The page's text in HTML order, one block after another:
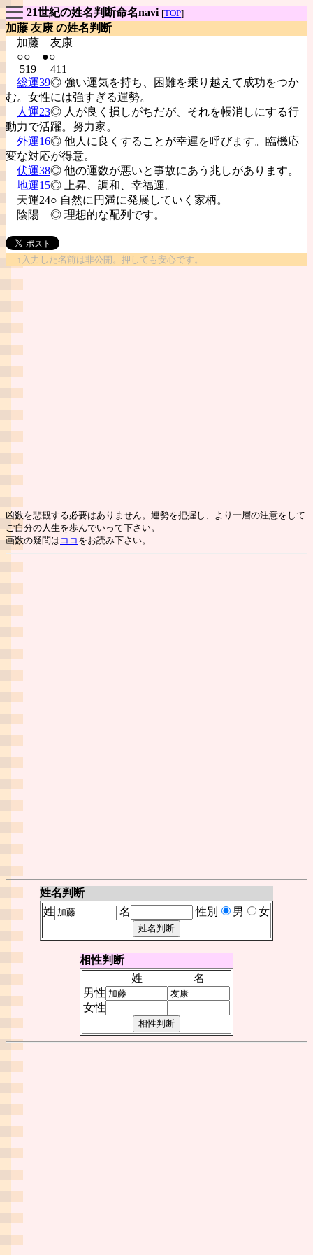
21世紀の姓名判断命名navi [TOP]
加藤 友康 の姓名判断
加藤 友康
○○ ●○
519 411
総運39◎ 強い運気を持ち、困難を乗り越えて成功をつか
む。女性には強すぎる運勢。
人運23◎ 人が良く損しがちだが、それを帳消しにする行
動力で活躍。努力家。
外運16◎ 他人に良くすることが幸運を呼びます。臨機応
変な対応が得意。
伏運38◎ 他の運数が悪いと事故にあう兆しがあります。
地運15◎ 上昇、調和、幸福運。
天運24○ 自然に円満に発展していく家柄。
陰陽 ◎ 理想的な配列です。
↑入力した名前は非公開。押しても安心です。
凶数を悲観する必要はありません。運勢を把握し、より一層の注意をして
ご自分の人生を歩んでいって下さい。
画数の疑問は ココ をお読み下さい。
姓名判断
姓
名 性別 男 女
相性判断
姓
名
男性
女性